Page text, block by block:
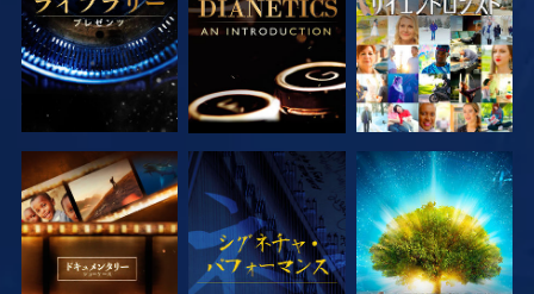
シリーズを探求 観る シリーズを探求